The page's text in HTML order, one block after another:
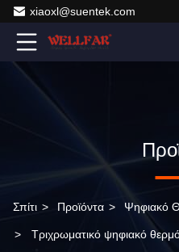
xiaoxl@suentek.com
Σπίτι > Προϊόντα > Ψηφιακό
> Τριχρωματικό ψηφιακό